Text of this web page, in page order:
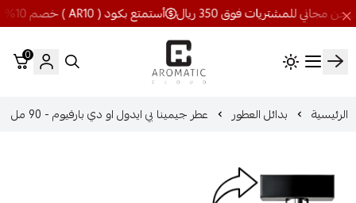
أستمتع بكود ( AR10 ) خصم 10% شحن مجاني للمشتريات فوق 350 ريال
اروماتيك كلاود
0
الرئيسية بدائل العطور عطر جيمينا بي ايدول او دي بارفيوم - 90 مل